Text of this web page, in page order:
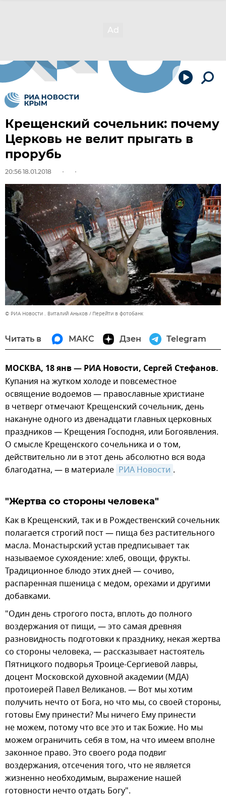
Крещенский сочельник: почему
Церковь не велит прыгать в
прорубь
20:56 18.01.2018
© РИА Новости . Виталий Аньков Перейти в фотобанк
Читать в МАКС Дзен Telegram
МОСКВА, 18 янв — РИА Новости, Сергей Стефанов.
Купания на жутком холоде и повсеместное
освящение водоемов — православные христиане
в четверг отмечают Крещенский сочельник, день
накануне одного из двенадцати главных церковных
праздников — Крещения Господня, или Богоявления.
О смысле Крещенского сочельника и о том,
действительно ли в этот день абсолютно вся вода
благодатна, — в материале РИА Новости .
"Жертва со стороны человека"
Как в Крещенский, так и в Рождественский сочельник
полагается строгий пост — пища без растительного
масла. Монастырский устав предписывает так
называемое cухоядение: хлеб, овощи, фрукты.
Традиционное блюдо этих дней — сочиво,
распаренная пшеница с медом, орехами и другими
добавками.
"Один день строгого поста, вплоть до полного
воздержания от пищи, — это самая древняя
разновидность подготовки к празднику, некая жертва
со стороны человека, — рассказывает настоятель
Пятницкого подворья Троице-Сергиевой лавры,
доцент Московской духовной академии (МДА)
протоиерей Павел Великанов. — Вот мы хотим
получить нечто от Бога, но что мы, со своей стороны,
готовы Ему принести? Мы ничего Ему принести
не можем, потому что все это и так Божие. Но мы
можем ограничить себя в том, на что имеем вполне
законное право. Это своего рода подвиг
воздержания, отсечения того, что не является
жизненно необходимым, выражение нашей
готовности нечто отдать Богу".